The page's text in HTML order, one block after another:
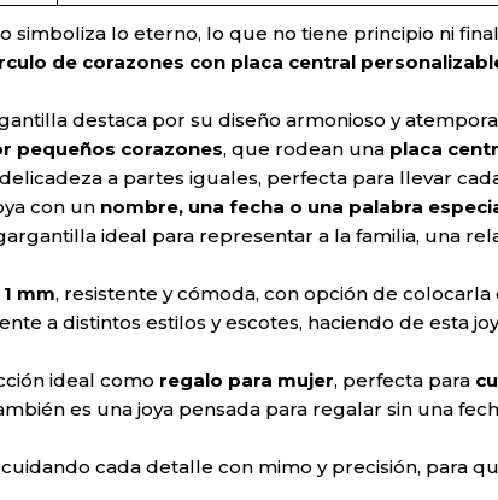
simboliza lo eterno, lo que no tiene principio ni
de corazones con placa central
destaca por su diseño armonioso y
pequeños corazones, que rodean una placa
a partes iguales, perfecta para llevar
con un nombre, una fecha o una palabra
ideal para representar a la familia, una
mm, resistente y cómoda, con opción de colocarla
a distintos estilos y escotes, haciendo de esta
ideal como regalo para mujer, perfecta para
es una joya pensada para regalar sin una
cada detalle con mimo y precisión, para